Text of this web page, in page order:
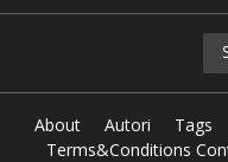
About Autori Tags
Terms&Conditions